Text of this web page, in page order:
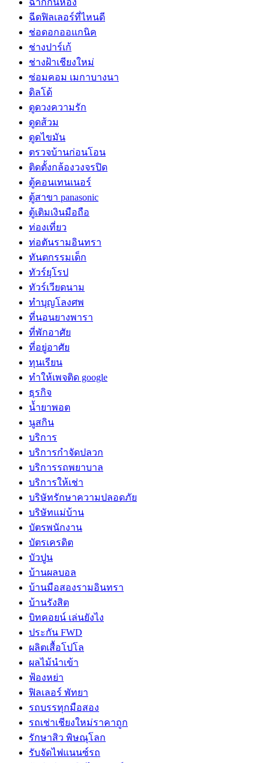
ฉีดฟิลเลอร์ที่ไหนดี
ช่อดอกออแกนิค
ช่างปาร์เก้
ช่างฝ้าเชียงใหม่
ซ่อมคอม เมกาบางนา
ดิลโด้
ดูดวงความรัก
ดูดส้วม
ดูดไขมัน
ตรวจบ้านก่อนโอน
ติดตั้งกล้องวงจรปิด
ตู้คอนเทนเนอร์
ตู้สาขา panasonic
ตู้เติมเงินมือถือ
ท่องเที่ยว
ท่อตันรามอินทรา
ทันตกรรมเด็ก
ทัวร์ยุโรป
ทัวร์เวียดนาม
ทำบุญโลงศพ
ที่นอนยางพารา
ที่พักอาศัย
ที่อยู่อาศัย
ทุนเรียน
ทําให้เพจติด google
ธุรกิจ
น้ำยาพอต
นูสกิน
บริการ
บริการกำจัดปลวก
บริการรถพยาบาล
บริการให้เช่า
บริษัทรักษาความปลอดภัย
บริษัทแม่บ้าน
บัตรพนักงาน
บัตรเครดิต
บัวปูน
บ้านผลบอล
บ้านมือสองรามอินทรา
บ้านรังสิต
บิทคอยน์ เล่นยังไง
ประกัน FWD
ผลิตเสื้อโปโล
ผลไม้นำเข้า
ฟ้องหย่า
ฟิลเลอร์ พัทยา
รถบรรทุกมือสอง
รถเช่าเชียงใหม่ราคาถูก
รักษาสิว พิษณุโลก
รับจัดไฟแนนซ์รถ